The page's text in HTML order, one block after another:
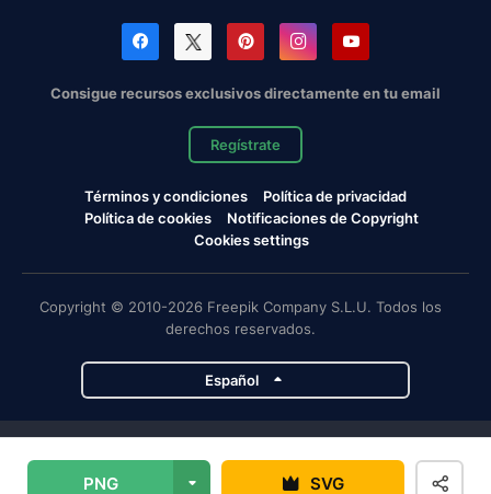
PNG SVG
Consigue recursos exclusivos directamente en tu email
Regístrate
Términos y condiciones
Política de privacidad
Política de cookies
Notificaciones de Copyright
Cookies settings
Copyright © 2010-2026 Freepik Company S.L.U. Todos los
derechos reservados.
Español